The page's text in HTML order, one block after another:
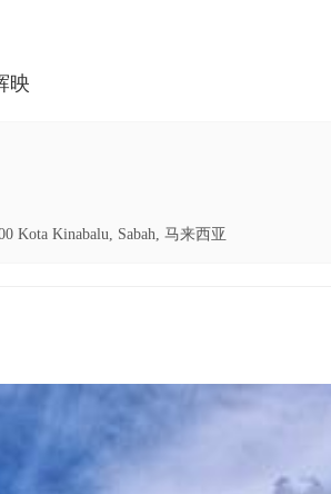
映
Kota Kinabalu, Sabah, 马来西亚